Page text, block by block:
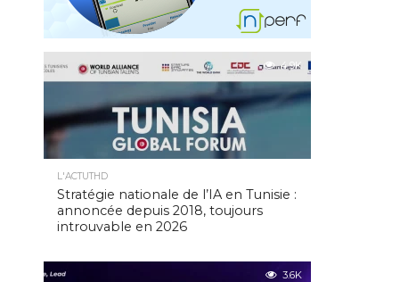
4.9K
L'ACTUTHD
Stratégie nationale de l’IA en Tunisie :
annoncée depuis 2018, toujours
introuvable en 2026
3.6K